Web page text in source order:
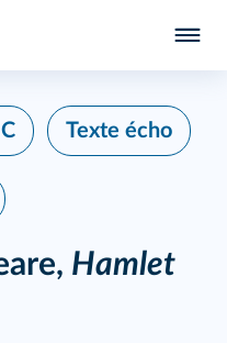
Texte écho
Hamlet